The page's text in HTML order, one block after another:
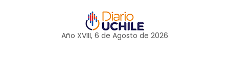
Año XVIII, 6 de Agosto de 2026